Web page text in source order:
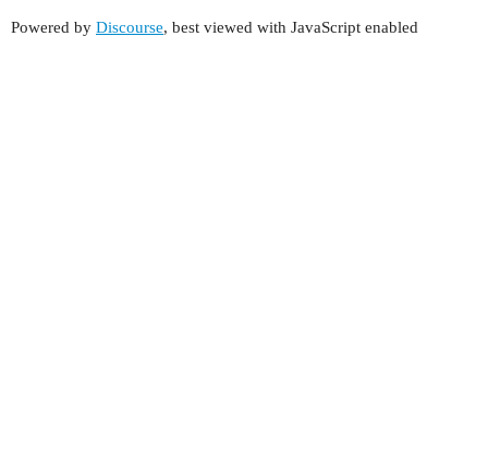
Powered by Discourse, best viewed with JavaScript enabled